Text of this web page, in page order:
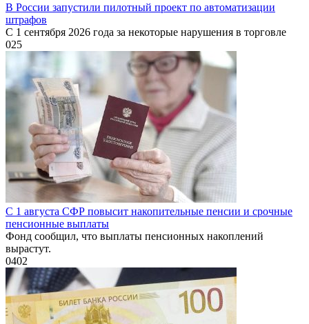
В России запустили пилотный проект по автоматизации
штрафов
С 1 сентября 2026 года за некоторые нарушения в торговле
025
С 1 августа СФР повысит накопительные пенсии и срочные
пенсионные выплаты
Фонд сообщил, что выплаты пенсионных накоплений
вырастут.
0402